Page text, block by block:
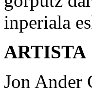
inperiala
ARTISTA
Jon Ander